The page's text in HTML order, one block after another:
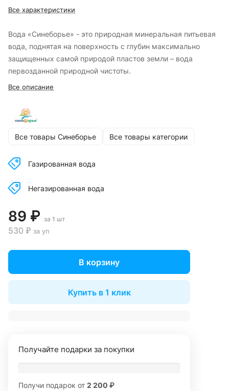
Все характеристики
Вода «Синеборье» - это природная минеральная питьевая
вода, поднятая на поверхность с глубин максимально
защищенных самой природой пластов земли – вода
первозданной природной чистоты.
Все описание
Все товары Синеборье Все товары категории
Газированная вода
Негазированная вода
89 ₽ за 1 шт
530 ₽ за уп
В корзину
Купить в 1 клик
Получайте подарки за покупки
Получи подарок от 2 200 ₽